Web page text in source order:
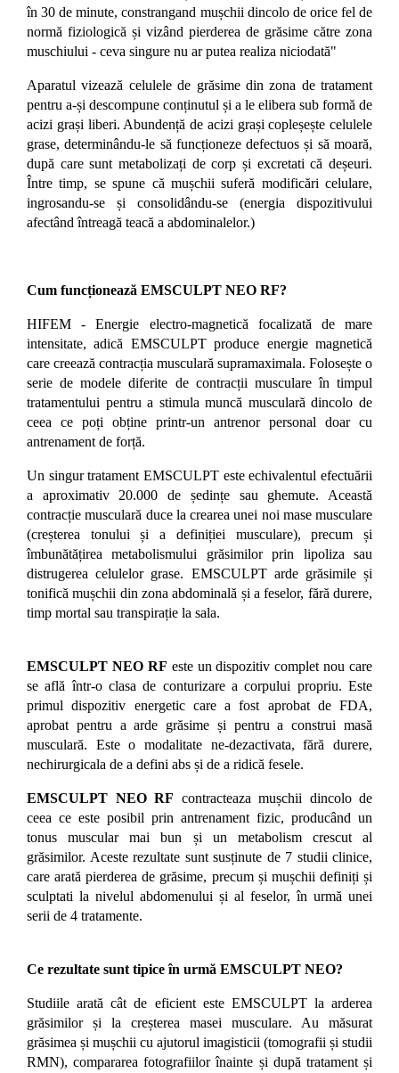
în 30 de minute, constrangand mușchii dincolo de orice fel de
normă fiziologică și vizând pierderea de grăsime către zona
muschiului - ceva singure nu ar putea realiza niciodată"
Aparatul vizează celulele de grăsime din zona de tratament
pentru a-și descompune conținutul și a le elibera sub formă de
acizi grași liberi. Abundență de acizi grași copleșește celulele
grase, determinându-le să funcționeze defectuos și să moară,
după care sunt metabolizați de corp și excretati că deșeuri.
Între timp, se spune că mușchii suferă modificări celulare,
ingrosandu-se și consolidându-se (energia dispozitivului
afectând întreagă teacă a abdominalelor.)
Cum funcționează EMSCULPT NEO RF?
HIFEM - Energie electro-magnetică focalizată de mare
intensitate, adică EMSCULPT produce energie magnetică
care creează contracția musculară supramaximala. Folosește o
serie de modele diferite de contracții musculare în timpul
tratamentului pentru a stimula muncă musculară dincolo de
ceea ce poți obține printr-un antrenor personal doar cu
antrenament de forță.
Un singur tratament EMSCULPT este echivalentul efectuării
a aproximativ 20.000 de ședințe sau ghemute. Această
contracție musculară duce la crearea unei noi mase musculare
(creșterea tonului și a definiției musculare), precum și
îmbunătățirea metabolismului grăsimilor prin lipoliza sau
distrugerea celulelor grase. EMSCULPT arde grăsimile și
tonifică mușchii din zona abdominală și a feselor, fără durere,
timp mortal sau transpirație la sala.
EMSCULPT NEO RF este un dispozitiv complet nou care
se află într-o clasa de conturizare a corpului propriu. Este
primul dispozitiv energetic care a fost aprobat de FDA,
aprobat pentru a arde grăsime și pentru a construi masă
musculară. Este o modalitate ne-dezactivata, fără durere,
nechirurgicala de a defini abs și de a ridică fesele.
EMSCULPT NEO RF contracteaza mușchii dincolo de
ceea ce este posibil prin antrenament fizic, producând un
tonus muscular mai bun și un metabolism crescut al
grăsimilor. Aceste rezultate sunt susținute de 7 studii clinice,
care arată pierderea de grăsime, precum și mușchii definiți și
sculptati la nivelul abdomenului și al feselor, în urmă unei
serii de 4 tratamente.
Ce rezultate sunt tipice în urmă EMSCULPT NEO?
Studiile arată cât de eficient este EMSCULPT la arderea
grăsimilor și la creșterea masei musculare. Au măsurat
grăsimea și mușchii cu ajutorul imagisticii (tomografii și studii
RMN), compararea fotografiilor înainte și după tratament și